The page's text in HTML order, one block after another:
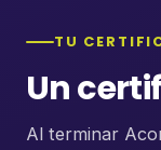
TU
Un
Al terminar